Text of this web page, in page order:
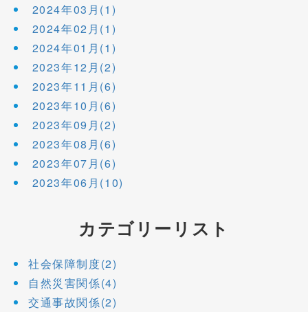
2024年03月(1)
2024年02月(1)
2024年01月(1)
2023年12月(2)
2023年11月(6)
2023年10月(6)
2023年09月(2)
2023年08月(6)
2023年07月(6)
2023年06月(10)
カテゴリーリスト
社会保障制度(2)
自然災害関係(4)
交通事故関係(2)